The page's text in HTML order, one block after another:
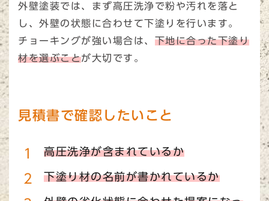
外壁塗装では、まず高圧洗浄で粉や汚れを落と
し、外壁の状態に合わせて下塗りを行います。
チョーキングが強い場合は、 下地に合った下塗り
材を選ぶことが大切です。
見積書で確認したいこと
高圧洗浄が含まれているか
下塗り材の名前が書かれているか